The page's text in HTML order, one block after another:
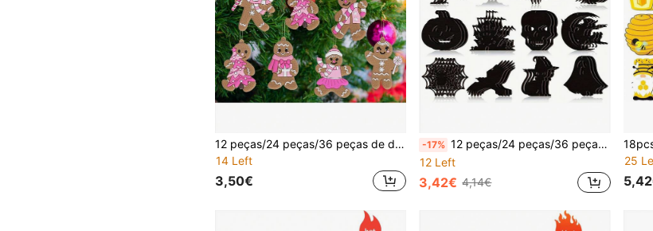
12 peças/24 peças/36 peças de decorações de Natal, decorações de Natal de gengibre, decoração de parede de árvore de Natal de doces em forma de boneco de gengibre rosa fofo, enfeites de árvore de Natal, decoração de casa de Natal, presentes de Natal, adequado para decoração de festa de Natal, decoração de inverno, casa de Natal, decoração de festa de aniversário, decoração de casamento, decoração de casa de ano novo, ótima decoração para embelezar cenários festivos!
14 Left
3,50€
-17% 12 peças/24 peças/36 peças/48 peças/60 peças Decorações de Halloween Pretas, Decoração Estilo Terror, Enfeites Pendurados de Madeira em Forma de Abóbora, Fantasma, Chapéu de Bruxa, Aranha e Morcego, Decoração de Halloween, Decoração de Quarto, Perfeito para Várias Ocasiões Decorativas Incluindo Festas de Halloween, Reuniões Familiares, Eventos Escolares e Mais, Também Adequado para Decorar Árvores, Coroas, Guirlandas e Paredes, Escolha Ideal para a Maioria das Cenas Decorativas que Irão Entusiasmar os Seus Convidados e Amigos!
12 Left
3,42€ 4,14€
25